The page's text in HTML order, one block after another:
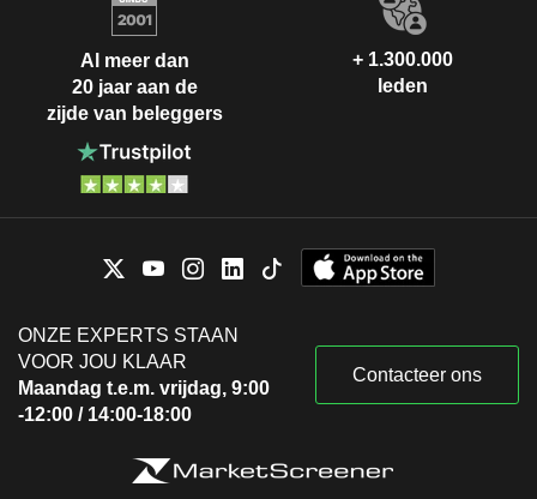
Al meer dan
20 jaar aan de
zijde van beleggers
+ 1.300.000
leden
ONZE EXPERTS STAAN
VOOR JOU KLAAR
Maandag t.e.m. vrijdag, 9:00
-12:00 / 14:00-18:00
Contacteer ons